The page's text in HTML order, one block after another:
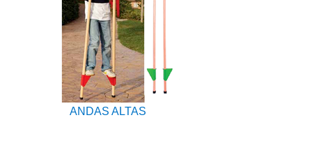
ANDAS ALTAS